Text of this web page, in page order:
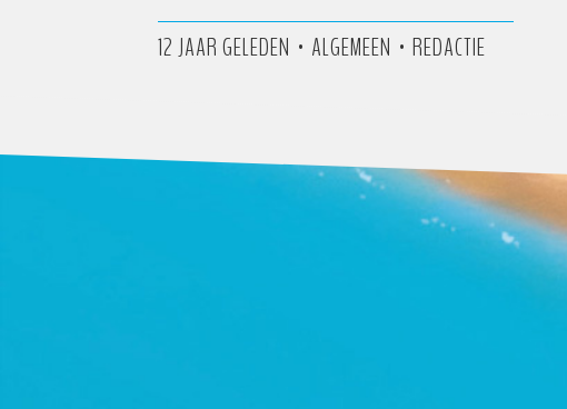
12 JAAR GELEDEN • ALGEMEEN • REDACTIE